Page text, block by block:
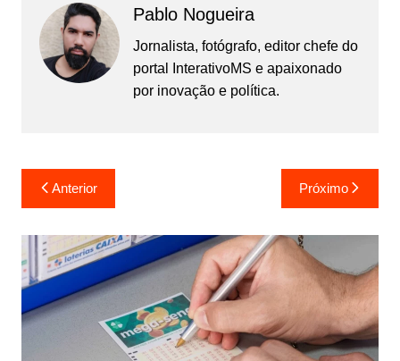
Pablo Nogueira
Jornalista, fotógrafo, editor chefe do
portal InterativoMS e apaixonado
por inovação e política.
Navegação
de
Post
Anterior Próximo